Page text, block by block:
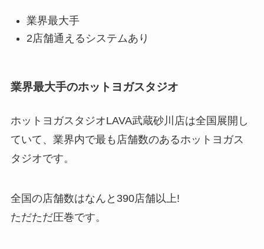
業界最大手
2店舗通えるシステムあり
業界最大手のホットヨガスタジオ
ホットヨガスタジオLAVA武蔵砂川店は全国展開し
ていて、業界内で最も店舗数のあるホットヨガス
タジオです。
全国の店舗数はなんと 390店舗以上!
ただただ圧巻です。